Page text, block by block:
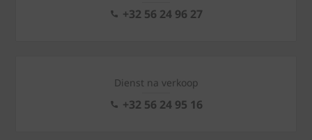
+32 56 24 96 27
Dienst na verkoop
+32 56 24 95 16